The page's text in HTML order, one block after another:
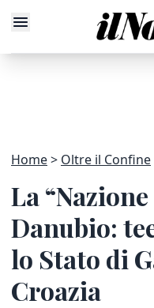
Home Oltre il Confine
La
Danubio:
lo Stato di
Croazia